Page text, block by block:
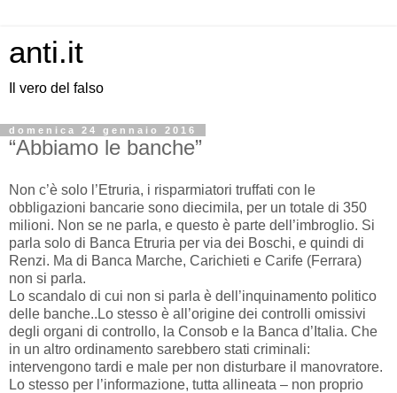
anti.it
Il vero del falso
domenica 24 gennaio 2016
“Abbiamo le banche”
Non c’è solo l’Etruria, i risparmiatori truffati con le
obbligazioni bancarie sono diecimila, per un totale di 350
milioni. Non se ne parla, e questo è parte dell’imbroglio. Si
parla solo di Banca Etruria per via dei Boschi, e quindi di
Renzi. Ma di Banca Marche, Carichieti e Carife (Ferrara)
non si parla.
Lo scandalo di cui non si parla è dell’inquinamento politico
delle banche..Lo stesso è all’origine dei controlli omissivi
degli organi di controllo, la Consob e la Banca d’Italia. Che
in un altro ordinamento sarebbero stati criminali:
intervengono tardi e male per non disturbare il manovratore.
Lo stesso per l’informazione, tutta allineata – non proprio